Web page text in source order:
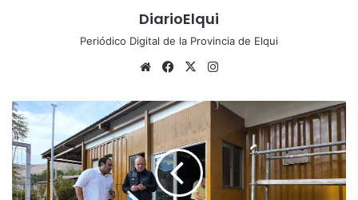
DiarioElqui
Periódico Digital de la Provincia de Elqui
Sitio
Facebook
X
Trabajos
de
mejoramiento
en
EMR
de